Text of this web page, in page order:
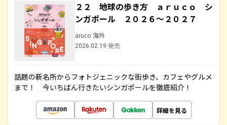
２２ 地球の歩き方 ａｒｕｃｏ シ
ンガポール ２０２６～２０２７
aruco 海外
2026.02.19 発売
話題の新名所からフォトジェニックな街歩き、カフェやグルメ
まで！ 今いちばん行きたいシンガポールを徹底紹介！
詳細を見る